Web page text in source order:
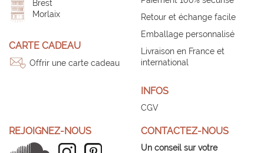
Brest
Morlaix
CARTE CADEAU
Offrir une carte cadeau
Retour et échange facile
Emballage personnalisé
Livraison en France et
international
INFOS
CGV
REJOIGNEZ-NOUS CONTACTEZ-NOUS
Un conseil sur votre